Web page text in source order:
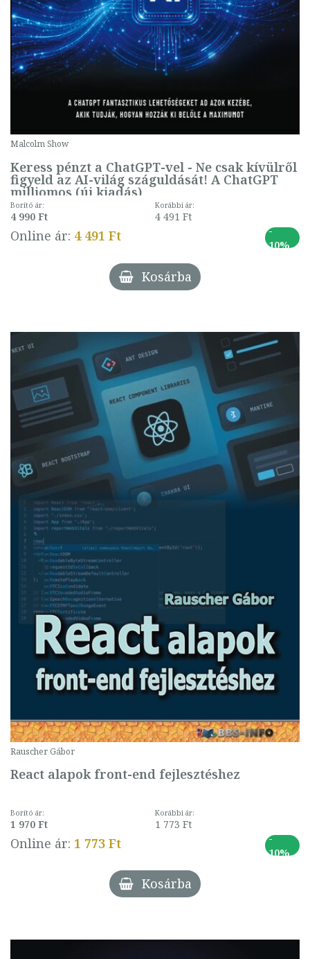
Malcolm Show
Keress pénzt a ChatGPT-vel - Ne csak kívülről
figyeld az AI-világ száguldását! A ChatGPT
milliomos (új kiadás)
Borító ár:
4 990 Ft
Korábbi ár:
4 491 Ft
Online ár: 4 491 Ft
-
10%
Kosárba
Rauscher Gábor
React alapok front-end fejlesztéshez
Borító ár:
1 970 Ft
Korábbi ár:
1 773 Ft
Online ár: 1 773 Ft
-
10%
Kosárba